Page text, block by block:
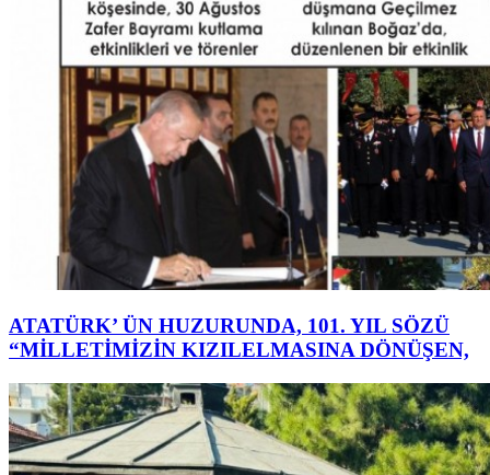
ATATÜRK’ ÜN HUZURUNDA, 101. YIL SÖZÜ
“MİLLETİMİZİN KIZILELMASINA DÖNÜŞEN,